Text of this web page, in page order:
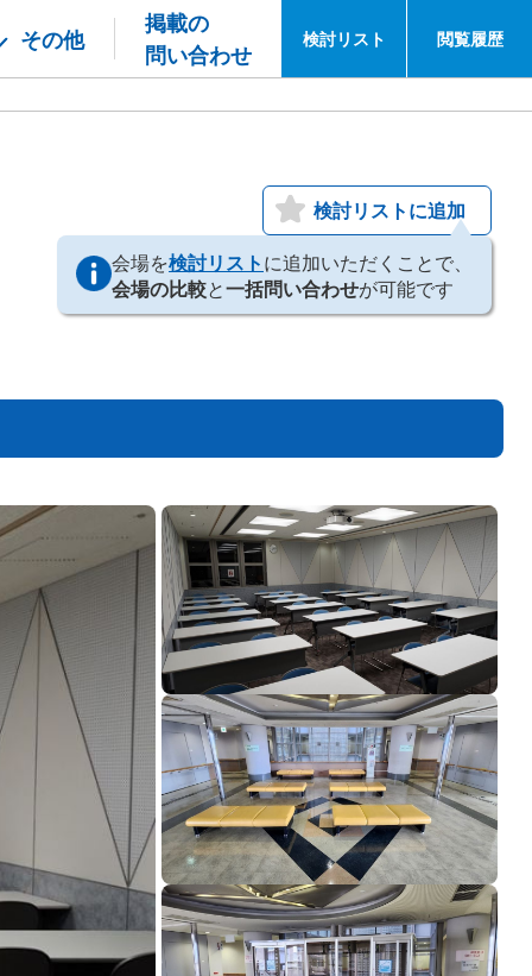
その他
掲載の
問い合わせ
検討リスト 閲覧履歴
検討リストに追加
会場を検討リストに追加いただくことで、
会場の比較と一括問い合わせが可能です